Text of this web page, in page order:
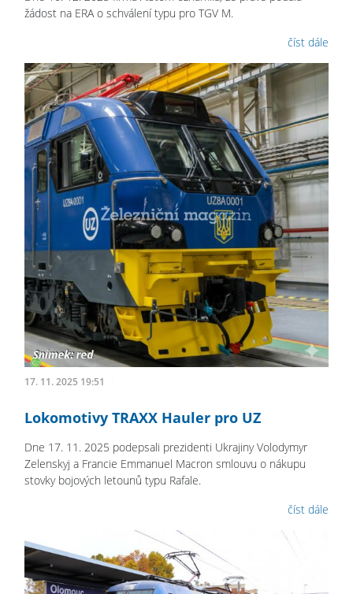
žádost na ERA o schválení typu pro TGV M.
číst dále
17. 11. 2025 19:51
Lokomotivy TRAXX Hauler pro UZ
Dne 17. 11. 2025 podepsali prezidenti Ukrajiny Volodymyr
Zelenskyj a Francie Emmanuel Macron smlouvu o nákupu
stovky bojových letounů typu Rafale.
číst dále